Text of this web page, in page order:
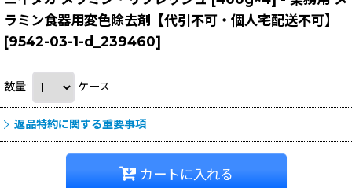
ラミン食器用変色除去剤【代引不可・個人宅配送不可】
[9542-03-1-d_239460]
数量: ケース
返品特約に関する重要事項
カートに入れる